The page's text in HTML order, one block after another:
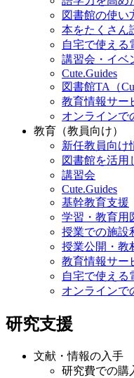
図書館の使い
本をたくさん
自宅で使える
講習会・イベ
Cute.Guides
図書館TA（
教育情報サー
オンラインで
教育（教員向け）
新任教員向け
図書館を活用
講習会
Cute.Guides
基幹教育支援
学習・教育用
授業での施設
授業公開・教
教育情報サー
自宅で使える
オンラインで
研究支援
文献・情報の入手
研究費での購